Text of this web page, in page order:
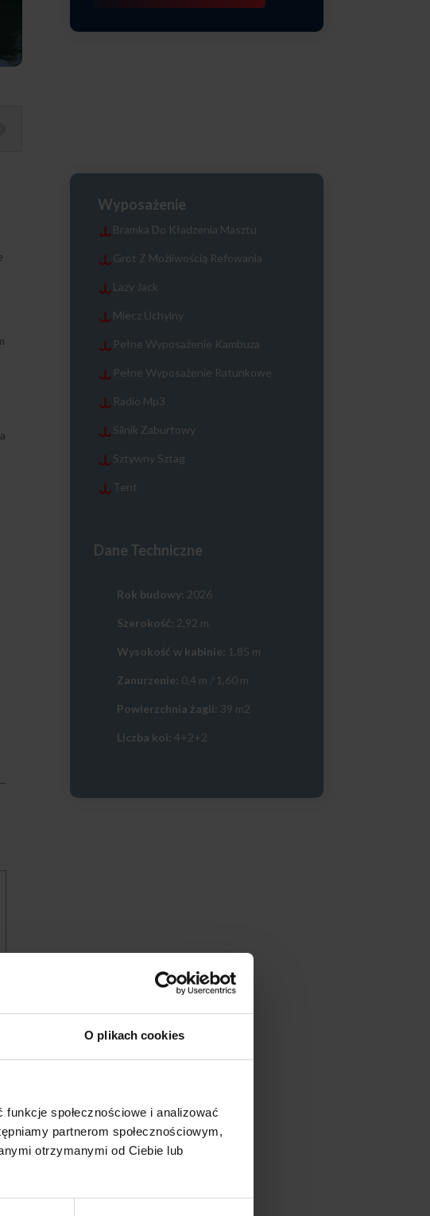
O plikach cookies
społecznościowe i analizować
partnerom społecznościowym,
otrzymanymi od Ciebie lub
Wyposażenie
Bramka Do Kładzenia Masztu
Grot Z Możliwością Refowania
Lazy Jack
Miecz Uchylny
Pełne Wyposażenie Kambuza
Pełne Wyposażenie Ratunkowe
Radio Mp3
Silnik Zaburtowy
Sztywny Sztag
Tent
Dane Techniczne
Rok budowy: 2026
Szerokość: 2,92 m
Wysokość w kabinie: 1,85 m
Zanurzenie: 0,4 m / 1,60 m
Powierzchnia żagli: 39 m2
Liczba koi: 4+2+2